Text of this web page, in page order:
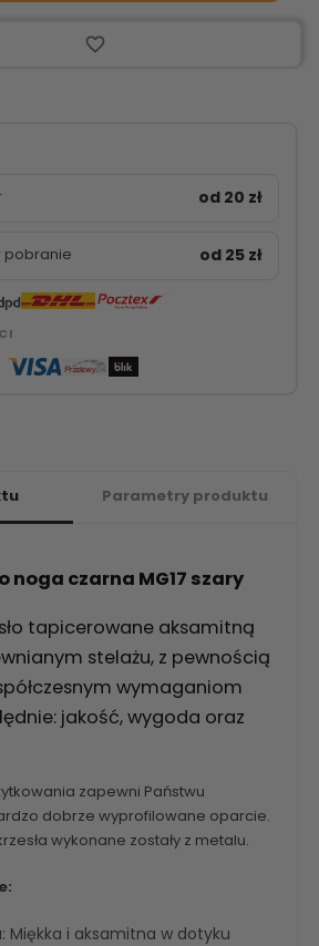
favorite_border
od 20 zł
pobranie od 25 zł
Parametry produktu
noga czarna MG17 szary
tapicerowane aksamitną
stelażu, z pewnością
wymaganiom
jakość, wygoda oraz
zapewni Państwu
dobrze wyprofilowane oparcie.
wykonane zostały z metalu.
Miękka i aksamitna w dotyku